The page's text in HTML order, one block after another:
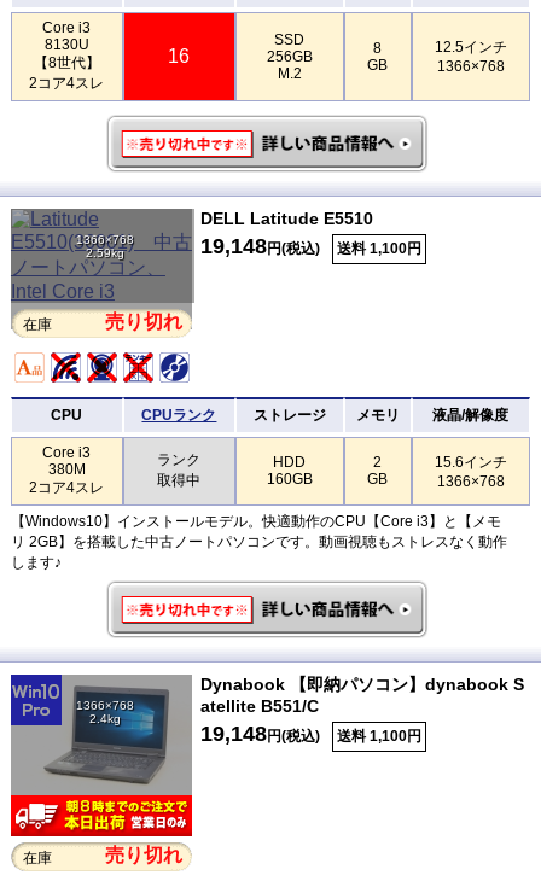
Core i3
8130U
【8世代】
2コア4スレ
16
SSD
256GB
M.2
8
GB
12.5インチ
1366×768
1366×768
2.59kg
在庫 売り切れ
DELL Latitude E5510
19,148円(税込) 送料 1,100円
CPU CPUランク ストレージ メモリ 液晶/解像度
Core i3
380M
2コア4スレ
ランク
取得中
HDD
160GB
2
GB
15.6インチ
1366×768
【Windows10】インストールモデル。快適動作のCPU【Core i3】と【メモ
リ 2GB】を搭載した中古ノートパソコンです。動画視聴もストレスなく動作
します♪
1366×768
2.4kg
在庫 売り切れ
Dynabook 【即納パソコン】dynabook S
atellite B551/C
19,148円(税込) 送料 1,100円